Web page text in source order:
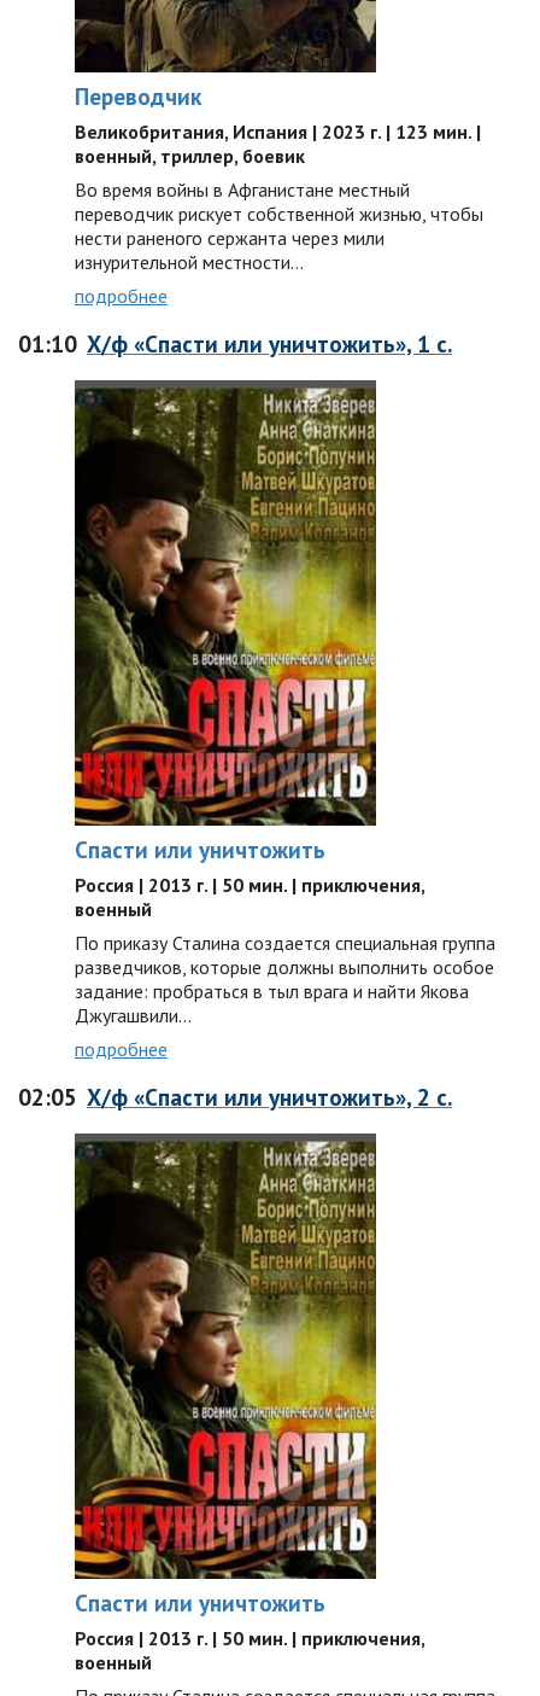
Переводчик
Великобритания, Испания | 2023 г. | 123 мин. |
военный, триллер, боевик
Во время войны в Афганистане местный
переводчик рискует собственной жизнью, чтобы
нести раненого сержанта через мили
изнурительной местности…
подробнее
01:10 Х/ф «Спасти или уничтожить», 1 с.
Спасти или уничтожить
Россия | 2013 г. | 50 мин. | приключения,
военный
По приказу Сталина создается специальная группа
разведчиков, которые должны выполнить особое
задание: пробраться в тыл врага и найти Якова
Джугашвили…
подробнее
02:05 Х/ф «Спасти или уничтожить», 2 с.
Спасти или уничтожить
Россия | 2013 г. | 50 мин. | приключения,
военный